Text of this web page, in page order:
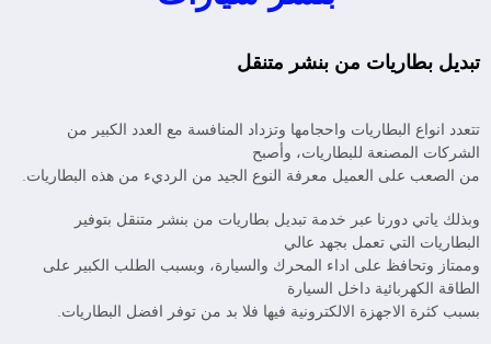
تبديل بطاريات من بنشر متنقل
تتعدد انواع البطاريات واحجامها وتزداد المنافسة مع العدد الكبير من
الشركات المصنعة للبطاريات، وأصبح
من الصعب على العميل معرفة النوع الجيد من الرديء من هذه البطاريات.
وبذلك ياتي دورنا عبر خدمة تبديل بطاريات من بنشر متنقل بتوفير
البطاريات التي تعمل بجهد عالي
وممتاز وتحافظ على اداء المحرك والسيارة، وبسبب الطلب الكبير على
الطاقة الكهربائية داخل السيارة
بسبب كثرة الاجهزة الالكترونية فيها فلا بد من توفر افضل البطاريات.